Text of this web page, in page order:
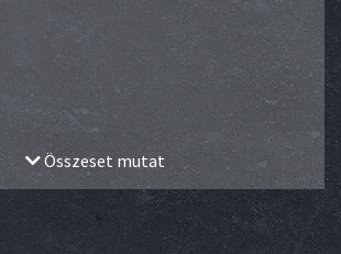
Összeset mutat